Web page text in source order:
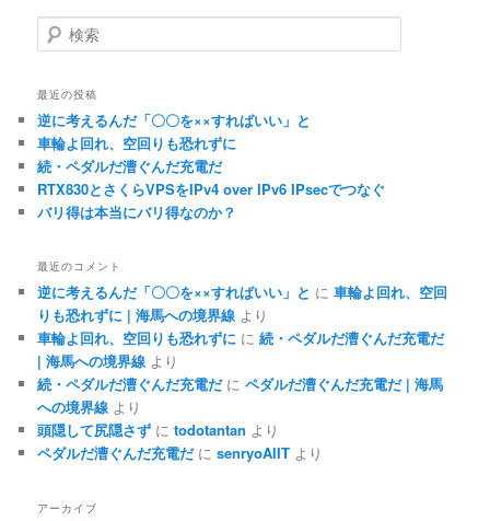
検
索
最近の投稿
逆に考えるんだ「〇〇を××すればいい」と
車輪よ回れ、空回りも恐れずに
続・ペダルだ漕ぐんだ充電だ
RTX830とさくらVPSをIPv4 over IPv6 IPsecでつなぐ
バリ得は本当にバリ得なのか？
最近のコメント
逆に考えるんだ「〇〇を××すればいい」と に車輪よ回れ、空回
りも恐れずに | 海馬への境界線 より
車輪よ回れ、空回りも恐れずに に続・ペダルだ漕ぐんだ充電だ
| 海馬への境界線 より
続・ペダルだ漕ぐんだ充電だにペダルだ漕ぐんだ充電だ | 海馬
への境界線 より
頭隠して尻隠さず にtodotantan より
ペダルだ漕ぐんだ充電だにsenryoAIIT より
アーカイブ